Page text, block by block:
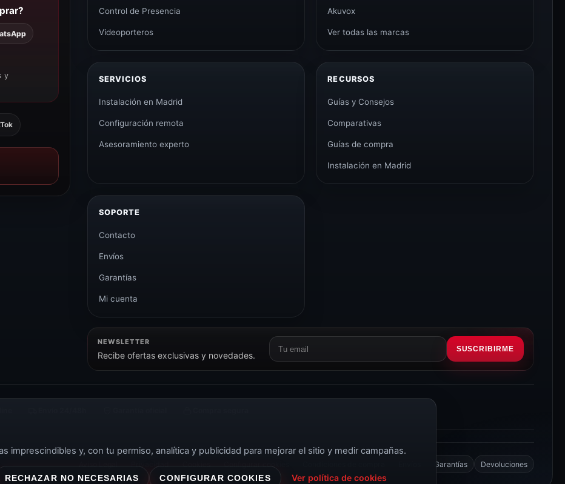
y
Control de Presencia
Videoporteros
Akuvox
Ver todas las marcas
SERVICIOS
Instalación en Madrid
Configuración remota
Asesoramiento experto
RECURSOS
Guías y Consejos
Comparativas
Guías de compra
Instalación en Madrid
SOPORTE
Contacto
Envíos
Garantías
Mi cuenta
NEWSLETTER
Recibe ofertas exclusivas y novedades.
Correo
electrónico
SUSCRIBIRME
Aviso Legal Privacidad Cookies Configurar cookies Garantías Devoluciones
imprescindibles y, con tu permiso, analítica y publicidad para mejorar el sitio y medir campañas.
RECHAZAR NO NECESARIAS CONFIGURAR COOKIES Ver política de cookies